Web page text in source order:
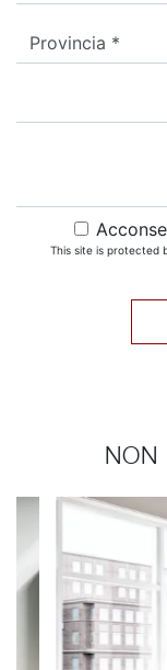
This site is protected
NON